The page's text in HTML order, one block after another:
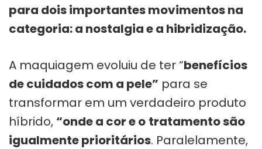
para dois importantes movimentos na
categoria: a nostalgia e a hibridização.
A maquiagem evoluiu de ter “benefícios
de cuidados com a pele” para se
transformar em um verdadeiro produto
híbrido, “onde a cor e o tratamento são
igualmente prioritários. Paralelamente,